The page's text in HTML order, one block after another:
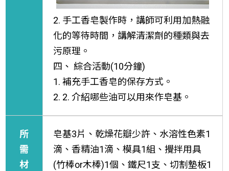
2. 手工香皂製作時，講師可利用加熱融
化的等待時間，講解清潔劑的種類與去
污原理。
四、 綜合活動(10分鐘)
1. 補充手工香皂的保存方式。
2. 2. 介紹哪些油可以用來作皂基。
所
需
材
皂基3片、乾燥花瓣少許、水溶性色素1
滴、香精油1滴、模具1組、攪拌用具
(竹棒or木棒)1個、鐵尺1支、切割墊板1